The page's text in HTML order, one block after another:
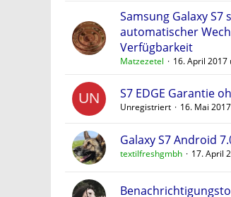
Samsung Galaxy
automatischer
Verfügbarkeit
Matzezetel 16. April 2017
S7 EDGE Garantie
Unregistriert 16. Mai
Galaxy S7 Android
textilfreshgmbh 17. April